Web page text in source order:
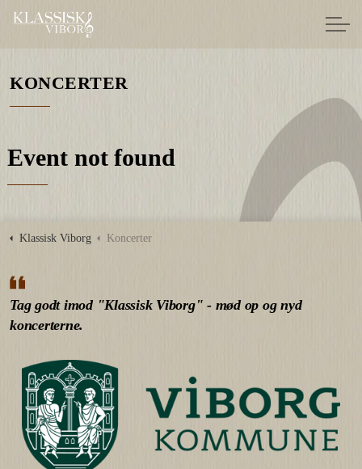
KONCERTER
Event not found
Klassisk Viborg Koncerter
Tag godt imod "Klassisk Viborg" - mød op og nyd
koncerterne.